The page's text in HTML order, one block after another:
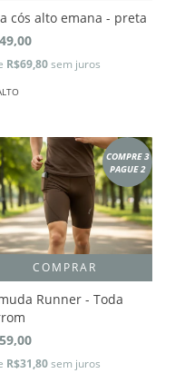
cós alto emana - preta
R$69,80sem juros
COMPRE 3
PAGUE 2
COMPRAR
Runner - Toda
R$31,80sem juros